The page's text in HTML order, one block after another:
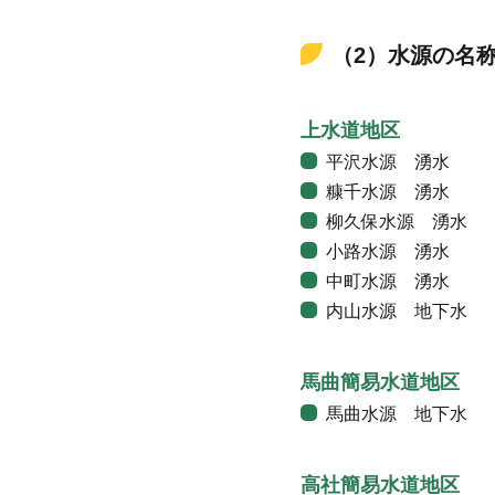
（2）水源の名
上水道地区
平沢水源 湧水
糠千水源 湧水
柳久保水源 湧水
小路水源 湧水
中町水源 湧水
内山水源 地下水
馬曲簡易水道地区
馬曲水源 地下水
高社簡易水道地区